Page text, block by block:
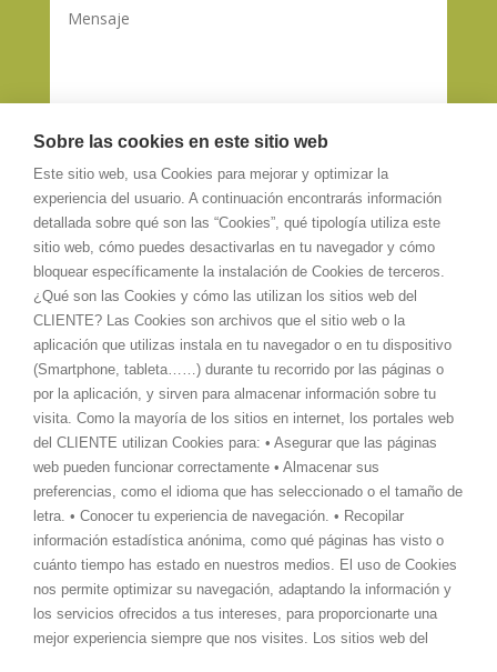
3 + 5= ENVIAR MENSAJE
&#xe081; Avda. Zarautz, 64 - Bajo trasera
&#xe090; 943 31 41 22
&#xe076; info@housepluscrd.com
Sobre las cookies en este sitio web
Este sitio web, usa Cookies para mejorar y optimizar la
experiencia del usuario. A continuación encontrarás información
detallada sobre qué son las “Cookies”, qué tipología utiliza este
sitio web, cómo puedes desactivarlas en tu navegador y cómo
bloquear específicamente la instalación de Cookies de terceros.
¿Qué son las Cookies y cómo las utilizan los sitios web del
CLIENTE? Las Cookies son archivos que el sitio web o la
aplicación que utilizas instala en tu navegador o en tu dispositivo
(Smartphone, tableta……) durante tu recorrido por las páginas o
por la aplicación, y sirven para almacenar información sobre tu
visita. Como la mayoría de los sitios en internet, los portales web
del CLIENTE utilizan Cookies para: • Asegurar que las páginas
web pueden funcionar correctamente • Almacenar sus
preferencias, como el idioma que has seleccionado o el tamaño de
letra. • Conocer tu experiencia de navegación. • Recopilar
información estadística anónima, como qué páginas has visto o
cuánto tiempo has estado en nuestros medios. El uso de Cookies
nos permite optimizar su navegación, adaptando la información y
los servicios ofrecidos a tus intereses, para proporcionarte una
mejor experiencia siempre que nos visites. Los sitios web del